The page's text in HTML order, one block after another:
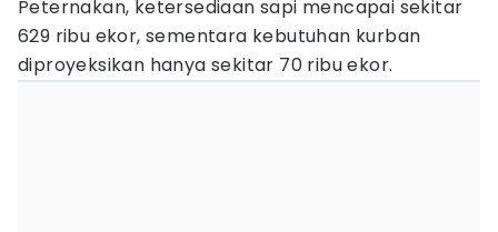
Peternakan, ketersediaan sapi mencapai sekitar
629 ribu ekor, sementara kebutuhan kurban
diproyeksikan hanya sekitar 70 ribu ekor.